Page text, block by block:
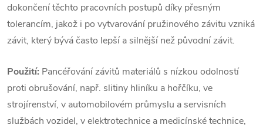
dokončení těchto pracovních postupů díky přesným
tolerancím, jakož i po vytvarování pružinového závitu vzniká
závit, který bývá často lepší a silnější než původní závit.
Použití: Pancéřování závitů materiálů s nízkou odolností
proti obrušování, např. slitiny hliníku a hořčíku, ve
strojírenství, v automobilovém průmyslu a servisních
službách vozidel, v elektrotechnice a medicínské technice,